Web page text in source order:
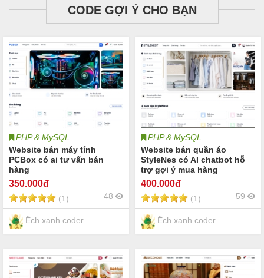
CODE GỢI Ý CHO BẠN
PHP & MySQL
Website bán máy tính
PCBox có ai tư vấn bán
hàng
350.000đ
(1) 48
Ếch xanh coder
PHP & MySQL
Website bán quần áo
StyleNes có AI chatbot hỗ
trợ gợi ý mua hàng
400.000đ
(1) 59
Ếch xanh coder